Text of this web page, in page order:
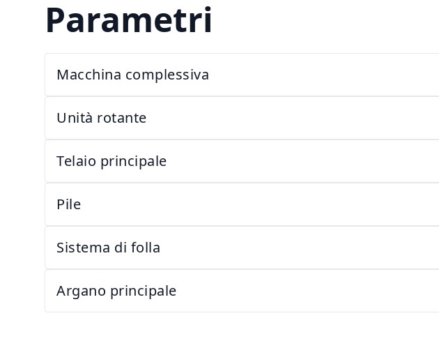
Parametri
Macchina complessiva
Unità rotante
Telaio principale
Pile
Sistema di folla
Argano principale